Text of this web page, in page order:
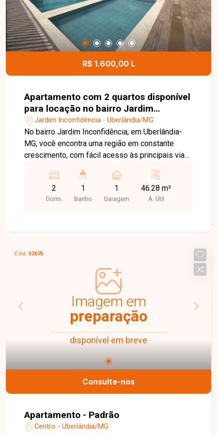
condomínio completo, com excelente localização
e toda a estrutura que você precisa. Entre em
contato conosco e agende sua visita para
conhecer este excelente imóvel!
R$ 1.600,00 L
Apartamento com 2 quartos disponível
para locação no bairro Jardim
Inconfidência em Uberlândia-MG
Jardim Inconfidência - Uberlândia/MG
No bairro Jardim Inconfidência, em Uberlândia-
MG, você encontra uma região em constante
crescimento, com fácil acesso às principais vias
estar próxima a supermercados, escolas,
farmácias e diversos serviços, proporcionando
praticidade e qualidade de vida. Apartamento
funcionalidade para o dia a dia. O condomínio
conta com portaria 24 horas, piscinas adulto e
infantil, playground, academia ao ar livre, mini
mercado e quadra de futsal, proporcionando
segurança, lazer e comodidade para toda a
em um condomínio completo e bem localizado.
2
Dorm.
1
Banho
1
Garagem
46.28 m²
A. Útil
Cód. 52675
Imagem em
preparação
disponível em breve
Consulte-nos
Apartamento - Padrão
Centro - Uberlândia/MG